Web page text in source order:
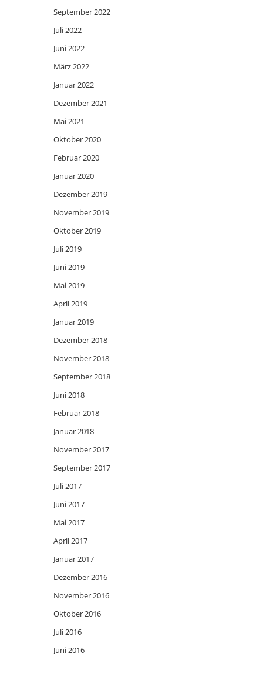
September 2022
Juli 2022
Juni 2022
März 2022
Januar 2022
Dezember 2021
Mai 2021
Oktober 2020
Februar 2020
Januar 2020
Dezember 2019
November 2019
Oktober 2019
Juli 2019
Juni 2019
Mai 2019
April 2019
Januar 2019
Dezember 2018
November 2018
September 2018
Juni 2018
Februar 2018
Januar 2018
November 2017
September 2017
Juli 2017
Juni 2017
Mai 2017
April 2017
Januar 2017
Dezember 2016
November 2016
Oktober 2016
Juli 2016
Juni 2016